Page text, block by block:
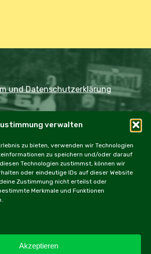
verwalten
zu bieten, verwenden wir Technologien
zu speichern und/oder darauf
Technologien zustimmst, können wir
oder eindeutige IDs auf dieser Website
Zustimmung nicht erteilst oder
Merkmale und Funktionen
Akzeptieren
und Datenschutzerklärung
Rallye
Events
Workshops Cookie Policy (EU)